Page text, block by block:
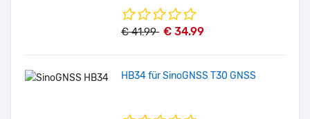
€ 41.99 € 34.99
HB34 für SinoGNSS T30 GNSS